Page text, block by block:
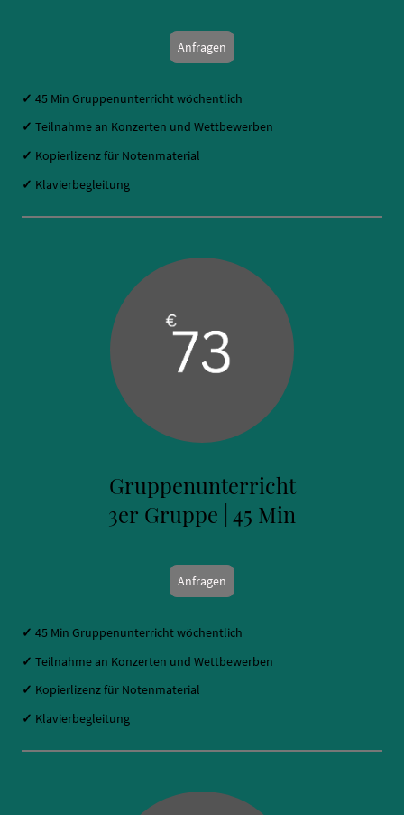
Anfragen
✓ 45 Min Gruppenunterricht wöchentlich
✓ Teilnahme an Konzerten und Wettbewerben
✓ Kopierlizenz für Notenmaterial
✓ Klavierbegleitung
Gruppenunterricht
3er Gruppe | 45 Min
Anfragen
✓ 45 Min Gruppenunterricht wöchentlich
✓ Teilnahme an Konzerten und Wettbewerben
✓ Kopierlizenz für Notenmaterial
✓ Klavierbegleitung